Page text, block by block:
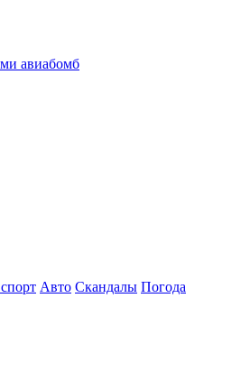
авиабомб
Авто Скандалы Погода